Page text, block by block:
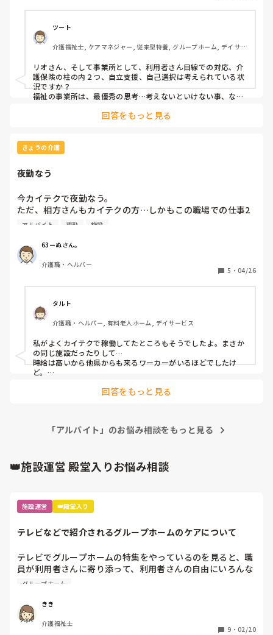
コソコソ帰ってたし、大丈夫かな～って思ってたけど🤪
バイト募集と明け休みが被らんければ普通に休むし
予定ある日は避けてるし🫥🫥
ユニットの人達もそんな思ってるんかな～～
また来とらす  みたいな🫥🫥
逆に体力面を心配してくれるのは有難いし、、
自分的には風呂入れる人数増えるし稼げるし
難しいな～～
ツート
介護福祉士, ケアマネジャー, 従来型特養, グループホーム, デイサー
リオさん、そして事業所として、利用者さん目線での対応、介
護保険の柱の内２つ、自立支援、自己選択は考えられている状
況ですか？
福祉の事業所は、最優秀の思考…考えないといけない事、なん
つまりは、ケアプランに沿ってるか、利用者さんの生活の質を
ます…
回答をもっと見る
きょうの介護
夜勤なう
今カイテクで夜勤なう。
ただ、相方さんもカイテクの方…しかもこの職場での仕事2
回目だと…(　ﾟдﾟ)
ほとんどの方が結構自立されてるんだがだからと言ってスポ
ットバイト2人で夜勤はないやろw
コンビニバイトよりいい加減な人員配置やと思う
普通は片方だけ社員さんやと思うがマジで過去一ヤバい施設
これ役所に通報したら一発アウトちゃうかな？
アルバイト 夜勤 施設
63ーぬさん。
介護職・ヘルパー
5 ・ 04/26
タルト
介護職・ヘルパー, 有料老人ホーム, デイサービス
私がよくカイテクで稼働してたところもそうでしたよ。まさか
の同じ施設だったりして…
時給は高いから他県からも来るワーカーがいるほどでしたけ
ど。
私は短時間勤務で頑張って2ヶ月間稼働しましたが、短時間で
頭数だけは揃っているなら通報しても配置人員は守っていると
回答をもっと見る
「アルバイト」のお悩み相談をもっと見る
👑施設運営 殿堂入りお悩み相談
施設運営 👑殿堂入り
テレビなどで紹介されるグループホームのケアについて
テレビでグループホームの特集をやっているのを見ると、職
員が利用者さんに寄り添って、利用者さんの自由にいろんな
ことやってもらうのをお手伝いして、本当にいい感じなんで
れるし、利用者さんは洗濯物たたんだり調理もできないよう
になっておられ、ほぼ全て職員がやっていて職員は、休憩す
る時間ないくらい雑務に追われて、利用者さんは座ってテレ
グループホーム
きき
介護福祉士
9 ・ 02/20